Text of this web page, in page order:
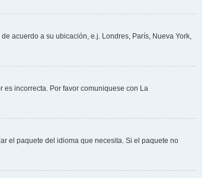
acuerdo a su ubicación, e.j. Londres, París, Nueva York,
incorrecta. Por favor comuniquese con La
el paquete del idioma que necesita. Si el paquete no